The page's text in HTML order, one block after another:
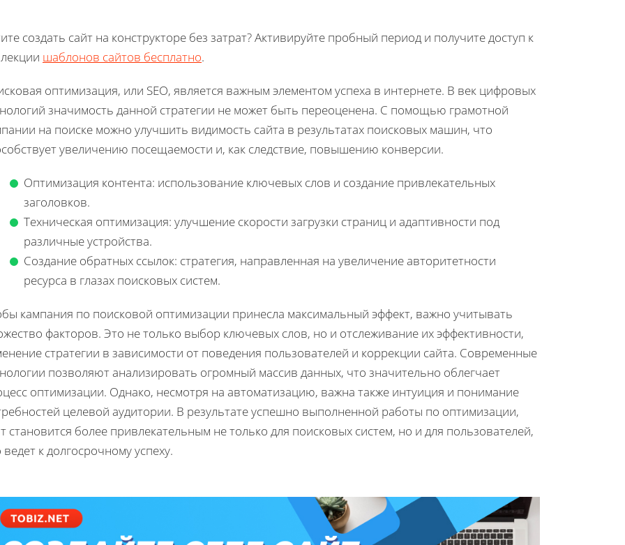
создать сайт на конструкторе без затрат? Активируйте пробный период и получите доступ к
шаблонов сайтов бесплатно.
оптимизация, или SEO, является важным элементом успеха в интернете. В век цифровых
значимость данной стратегии не может быть переоценена. С помощью грамотной
на поиске можно улучшить видимость сайта в результатах поисковых машин, что
увеличению посещаемости и, как следствие, повышению конверсии.
Оптимизация контента: использование ключевых слов и создание привлекательных
заголовков.
Техническая оптимизация: улучшение скорости загрузки страниц и адаптивности под
различные устройства.
Создание обратных ссылок: стратегия, направленная на увеличение авторитетности
ресурса в глазах поисковых систем.
кампания по поисковой оптимизации принесла максимальный эффект, важно учитывать
факторов. Это не только выбор ключевых слов, но и отслеживание их эффективности,
стратегии в зависимости от поведения пользователей и коррекции сайта. Современные
позволяют анализировать огромный массив данных, что значительно облегчает
оптимизации. Однако, несмотря на автоматизацию, важна также интуиция и понимание
целевой аудитории. В результате успешно выполненной работы по оптимизации,
становится более привлекательным не только для поисковых систем, но и для пользователей,
ведет к долгосрочному успеху.